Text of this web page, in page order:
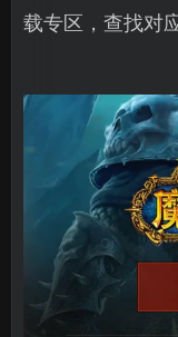
载专区，查找对